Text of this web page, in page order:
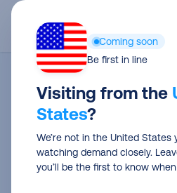
Skip
content
Coming soon
Be first in line
Visiting from the
States?
We’re not in the United States
watching demand closely.
you’ll be the first to know